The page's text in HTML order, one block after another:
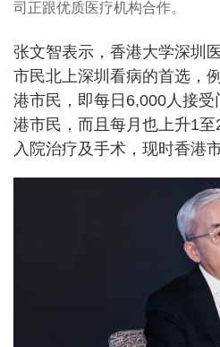
司正跟优质医疗机构合作。
张文智表示，香港大学深圳
市民北上深圳看病的首选，
港市民，即每日6,000人接
港市民，而且每月也上升1
入院治疗及手术，现时香港